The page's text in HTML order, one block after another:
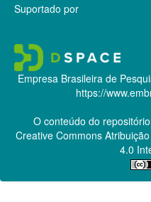
Suportado por
Empresa Brasileira de
https://
O conteúdo do
Creative CommonsAtribuição
4.0